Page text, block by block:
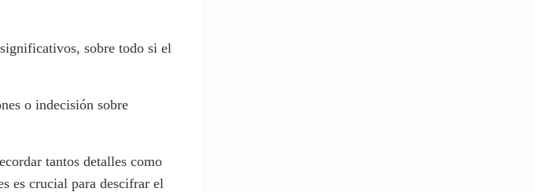
sobre todo si el
o indecisión sobre
tantos detalles como
es crucial para descifrar el